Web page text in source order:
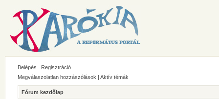
Belépés
Regisztráció
Megválaszolatlan hozzászólások | Aktív témák
Fórum kezdőlap